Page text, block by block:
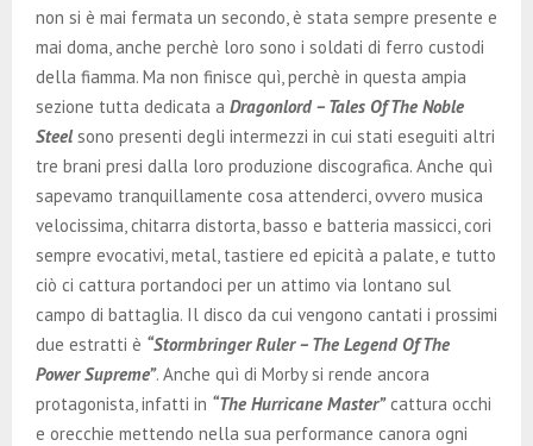
non si è mai fermata un secondo, è stata sempre presente e
mai doma, anche perchè loro sono i soldati di ferro custodi
della fiamma. Ma non finisce quì, perchè in questa ampia
sezione tutta dedicata a Dragonlord – Tales Of The Noble
Steelsono presenti degli intermezzi in cui stati eseguiti altri
tre brani presi dalla loro produzione discografica. Anche quì
sapevamo tranquillamente cosa attenderci, ovvero musica
velocissima, chitarra distorta, basso e batteria massicci, cori
sempre evocativi, metal, tastiere ed epicità a palate, e tutto
ciò ci cattura portandoci per un attimo via lontano sul
campo di battaglia. Il disco da cui vengono cantati i prossimi
due estratti è “Stormbringer Ruler – The Legend Of The
Power Supreme”. Anche quì di Morby si rende ancora
protagonista, infatti in “The Hurricane Master”cattura occhi
e orecchie mettendo nella sua performance canora ogni